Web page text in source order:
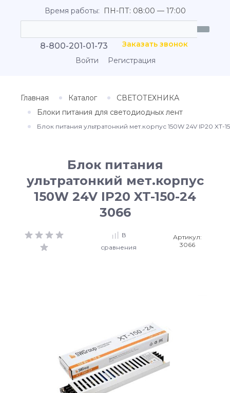
Время работы: ПН-ПТ: 08:00 — 17:00
8-800-201-01-73
Заказать звонок
Войти
Регистрация
Главная Каталог
СВЕТОТЕХНИКА
Блоки питания для светодиодных лент
Блок питания ультратонкий мет.корпус 150W 24V IP20 XT-
Блок питания
ультратонкий мет.корпус
150W 24V IP20 XT-150-24
3066
В
сравнения
Артикул:
3066